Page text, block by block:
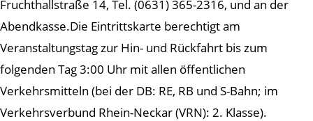
Fruchthallstraße 14, Tel. (0631) 365-2316, und an der
Abendkasse.Die Eintrittskarte berechtigt am
Veranstaltungstag zur Hin- und Rückfahrt bis zum
folgenden Tag 3:00 Uhr mit allen öffentlichen
Verkehrsmitteln (bei der DB: RE, RB und S-Bahn; im
Verkehrsverbund Rhein-Neckar (VRN): 2. Klasse).